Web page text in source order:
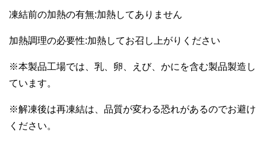
凍結前の加熱の有無:加熱してありません
加熱調理の必要性:加熱してお召し上がりください
※本製品工場では、乳、卵、えび、かにを含む製品製造し
ています。
※解凍後は再凍結は、品質が変わる恐れがあるのでお避け
ください。